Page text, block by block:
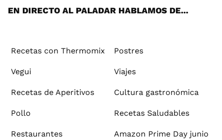
EN DIRECTO AL PALADAR HABLAMOS DE...
Recetas con Thermomix Postres
Vegui Viajes
Recetas de Aperitivos Cultura gastronómica
Pollo Recetas Saludables
Restaurantes
Amazon Prime Day junio